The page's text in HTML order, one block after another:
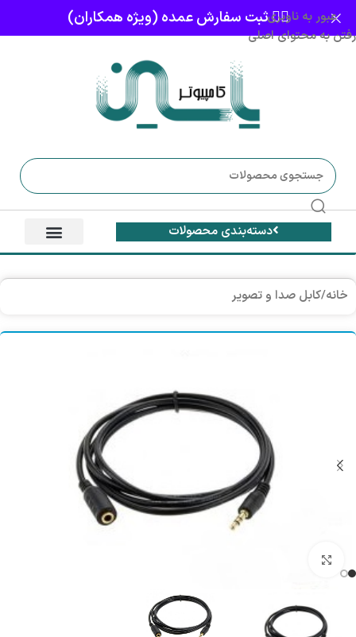
عبور به ناوبری
رفتن به محتوای اصلی
👈🏻 ثبت سفارش عمده (ویژه همکاران)
دسته‌بندی محصولات
خانه/کابل صدا و تصویر